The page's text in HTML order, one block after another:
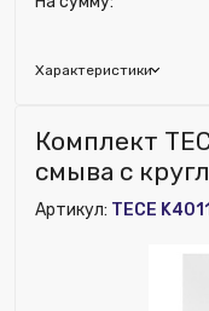
Характеристики
Исключить из
Комплект
смыва с
бел.глянц./
Артикул: TECE